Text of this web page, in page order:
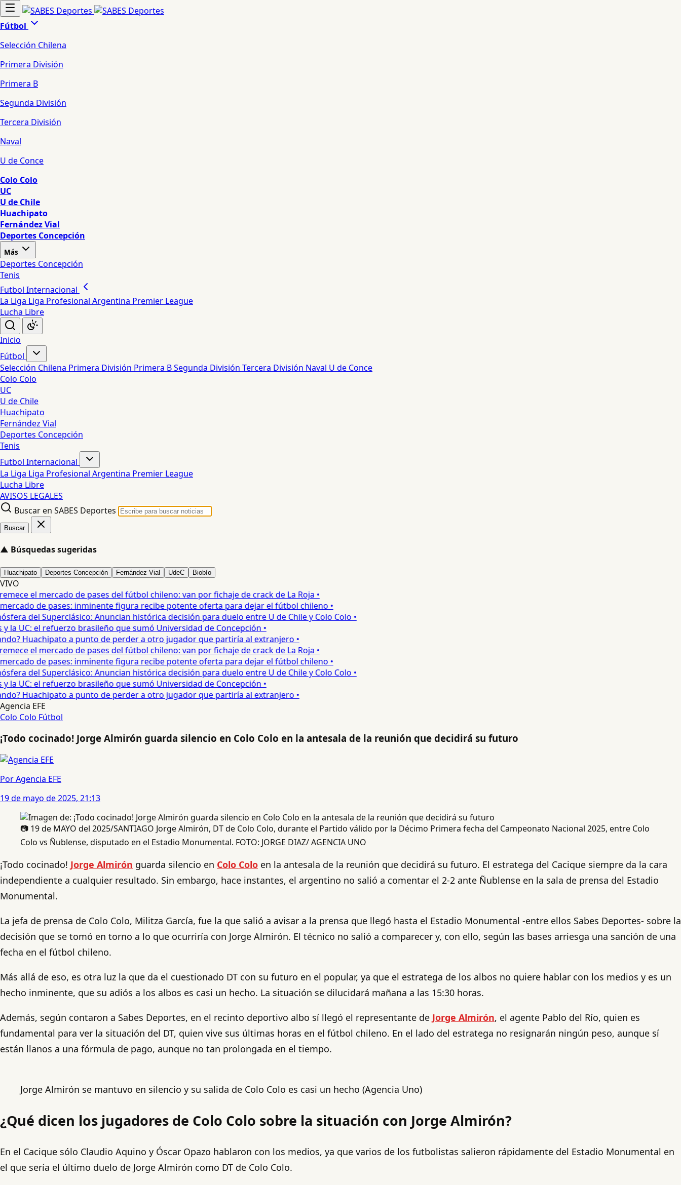
Fútbol
Selección Chilena
Primera División
Primera B
Segunda División
Tercera División
Naval
U de Conce
Colo Colo
UC
U de Chile
Huachipato
Fernández Vial
Deportes Concepción
Más
Deportes Concepción
Tenis
Futbol Internacional
La Liga Liga Profesional Argentina Premier League
Lucha Libre
Inicio
Fútbol
Selección Chilena Primera División Primera BSegunda División Tercera División Naval U de Conce
Colo Colo
UC
U de Chile
Huachipato
Fernández Vial
Deportes Concepción
Tenis
Futbol Internacional
La Liga Liga Profesional Argentina Premier League
Lucha Libre
AVISOS LEGALES
Buscar en SABES Deportes
Buscar
▲ Búsquedas sugeridas
Huachipato Deportes Concepción Fernández Vial UdeC Biobío
VIVO
el mercado de pases del fútbol chileno: van por fichaje de crack de La Roja •
de pases: inminente figura recibe potente oferta para dejar el fútbol chileno •
del Superclásico: Anuncian histórica decisión para duelo entre U de Chile y Colo Colo •
UC: el refuerzo brasileño que sumó Universidad de Concepción •
Huachipato a punto de perder a otro jugador que partiría al extranjero •
el mercado de pases del fútbol chileno: van por fichaje de crack de La Roja •
de pases: inminente figura recibe potente oferta para dejar el fútbol chileno •
del Superclásico: Anuncian histórica decisión para duelo entre U de Chile y Colo Colo •
UC: el refuerzo brasileño que sumó Universidad de Concepción •
Huachipato a punto de perder a otro jugador que partiría al extranjero •
Agencia EFE
Colo Colo Fútbol
¡Todo cocinado! Jorge Almirón guarda silencio en Colo Colo en la antesala de la reunión que decidirá su futuro
Por Agencia EFE
19 de mayo de 2025, 21:13
📷 19 de MAYO del 2025/SANTIAGO Jorge Almirón, DT de Colo Colo, durante el Partido válido por la Décimo Primera fecha del Campeonato Nacional 2025, entre Colo
Colo vs Ñublense, disputado en el Estadio Monumental. FOTO: JORGE DIAZ/ AGENCIA UNO
¡Todo cocinado! Jorge Almirón guarda silencio en Colo Colo en la antesala de la reunión que decidirá su futuro. El estratega del Cacique siempre da la cara
independiente a cualquier resultado. Sin embargo, hace instantes, el argentino no salió a comentar el 2-2 ante Ñublense en la sala de prensa del Estadio
Monumental.
La jefa de prensa de Colo Colo, Militza García, fue la que salió a avisar a la prensa que llegó hasta el Estadio Monumental -entre ellos Sabes Deportes- sobre la
decisión que se tomó en torno a lo que ocurriría con Jorge Almirón. El técnico no salió a comparecer y, con ello, según las bases arriesga una sanción de una
fecha en el fútbol chileno.
Más allá de eso, es otra luz la que da el cuestionado DT con su futuro en el popular, ya que el estratega de los albos no quiere hablar con los medios y es un
hecho inminente, que su adiós a los albos es casi un hecho. La situación se dilucidará mañana a las 15:30 horas.
Además, según contaron a Sabes Deportes, en el recinto deportivo albo sí llegó el representante de Jorge Almirón, el agente Pablo del Río, quien es
fundamental para ver la situación del DT, quien vive sus últimas horas en el fútbol chileno. En el lado del estratega no resignarán ningún peso, aunque sí
están llanos a una fórmula de pago, aunque no tan prolongada en el tiempo.
Jorge Almirón se mantuvo en silencio y su salida de Colo Colo es casi un hecho (Agencia Uno)
¿Qué dicen los jugadores de Colo Colo sobre la situación con Jorge Almirón?
En el Cacique sólo Claudio Aquino y Óscar Opazo hablaron con los medios, ya que varios de los futbolistas salieron rápidamente del Estadio Monumental en
el que sería el último duelo de Jorge Almirón como DT de Colo Colo.